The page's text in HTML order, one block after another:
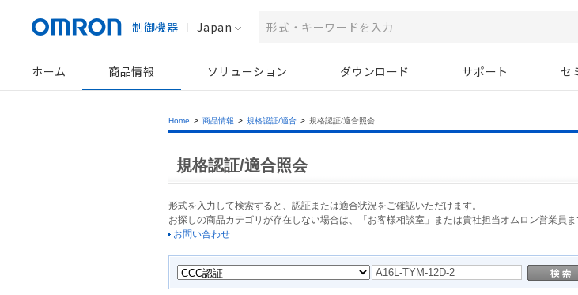
制御機器 Japan
ホーム 商品情報 ソリューション ダウンロード サポート セ
Home > 商品情報 > 規格認証/適合 > 規格認証/適合照会
規格認証/適合照会
形式を入力して検索すると、認証または適合状況をご確認いただけます。
お探しの商品カテゴリが存在しない場合は、「お客様相談室」または貴社担当オムロン営業員ま
お問い合わせ